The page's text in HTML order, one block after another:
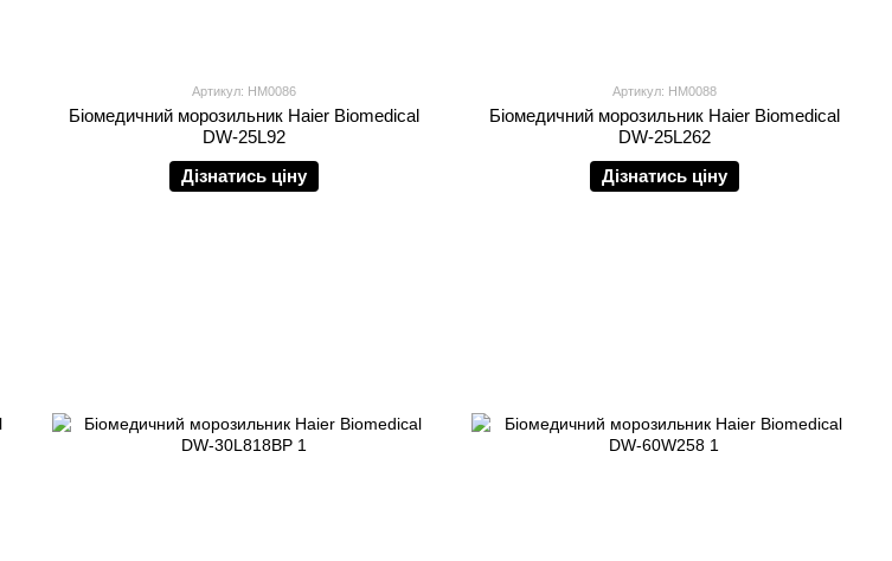
Артикул: HM0086
Біомедичний морозильник Haier Biomedical
DW-25L92
Дізнатись ціну
Артикул: HM0088
Біомедичний морозильник Haier Biomedical
DW-25L262
Дізнатись ціну